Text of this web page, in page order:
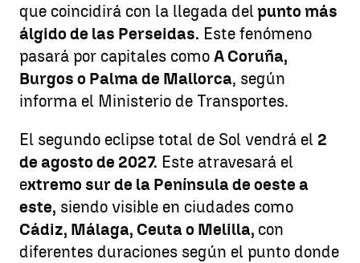
que coincidirá con la llegada del punto más
álgido de las Perseidas. Este fenómeno
pasará por capitales como A Coruña,
Burgos o Palma de Mallorca, según
informa el Ministerio de Transportes.
El segundo eclipse total de Sol vendrá el 2
de agosto de 2027. Este atravesará el
extremo sur de la Península de oeste a
este, siendo visible en ciudades como
Cádiz, Málaga, Ceuta o Melilla, con
diferentes duraciones según el punto donde